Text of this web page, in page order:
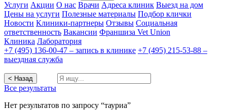
Услуги Акции О нас Врачи Адреса клиник Выезд на дом
Цены на услуги Полезные материалы Подбор клички
Новости Клиники-партнеры Отзывы Социальная
ответственность Вакансии Франшиза Vet Union
Клиника Лаборатория
+7 (495) 136-00-47 – запись в клинике +7 (495) 215-53-88 –
выездная служба
< Назад
Все результаты
Нет результатов по запросу “тауриа”